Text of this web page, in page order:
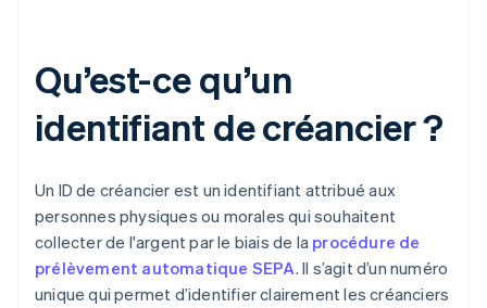
Qu’est-ce qu’un
identifiant de créancier ?
Un ID de créancier est un identifiant attribué aux
personnes physiques ou morales qui souhaitent
collecter de l'argent par le biais de la procédure de
prélèvement automatique SEPA. Il s’agit d’un numéro
unique qui permet d’identifier clairement les créanciers